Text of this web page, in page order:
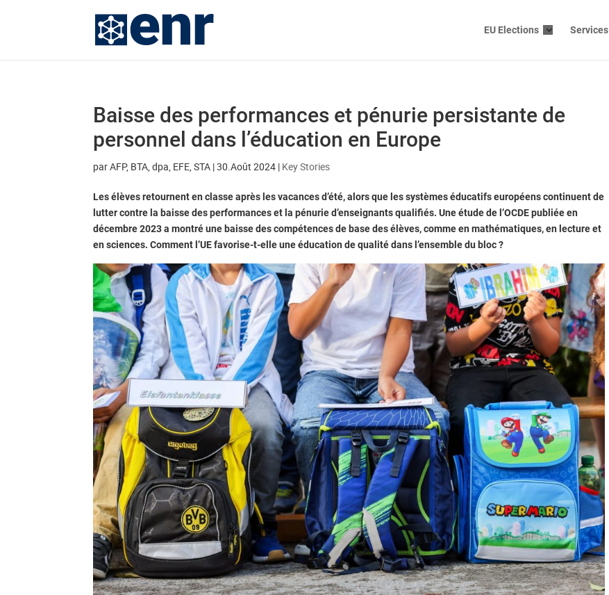
EU Elections Services
Baisse des performances et pénurie persistante de
personnel dans l’éducation en Europe
parAFP, BTA, dpa, EFE, STA |30.Août 2024 | Key Stories
Les élèves retournent en classe après les vacances d’été, alors que les systèmes éducatifs européens continuent de
lutter contre la baisse des performances et la pénurie d’enseignants qualifiés. Une étude de l’OCDE publiée en
décembre 2023 a montré une baisse des compétences de base des élèves, comme en mathématiques, en lecture et
en sciences. Comment l’UE favorise-t-elle une éducation de qualité dans l’ensemble du bloc ?